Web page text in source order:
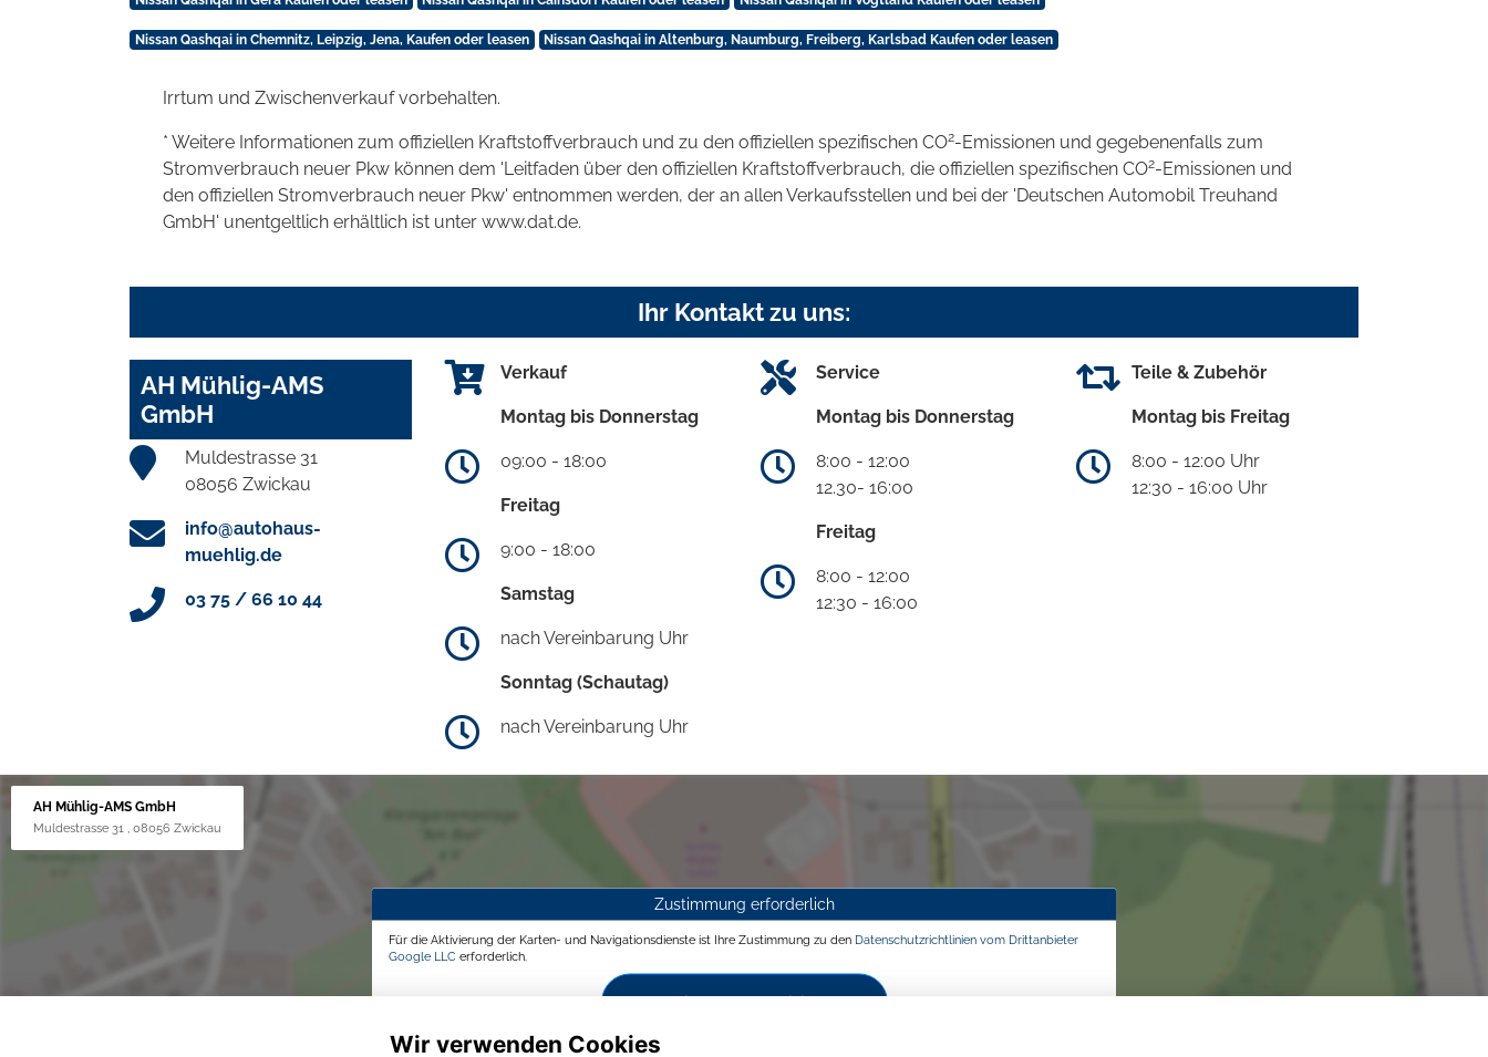
Nissan Qashqai in Chemnitz, Leipzig, Jena, Kaufen oder leasen Nissan Qashqai in Altenburg, Naumburg, Freiberg, Karlsbad Kaufen oder leasen
Irrtum und Zwischenverkauf vorbehalten.
* Weitere Informationen zum offiziellen Kraftstoffverbrauch und zu den offiziellen spezifischen CO2-Emissionen und gegebenenfalls zum
Stromverbrauch neuer Pkw können dem 'Leitfaden über den offiziellen Kraftstoffverbrauch, die offiziellen spezifischen CO2-Emissionen und
den offiziellen Stromverbrauch neuer Pkw' entnommen werden, der an allen Verkaufsstellen und bei der 'Deutschen Automobil Treuhand
GmbH' unentgeltlich erhältlich ist unter www.dat.de.
Ihr Kontakt zu uns:
AH Mühlig-AMS
GmbH
Muldestrasse 31
08056 Zwickau
info@autohaus-
muehlig.de
03 75 / 66 10 44
Verkauf
Montag bis Donnerstag
09:00 - 18:00
Freitag
9:00 - 18:00
Samstag
nach Vereinbarung Uhr
Sonntag (Schautag)
nach Vereinbarung Uhr
Service
Montag bis Donnerstag
8:00 - 12:00
12.30- 16:00
Freitag
8:00 - 12:00
12:30 - 16:00
Teile & Zubehör
Montag bis Freitag
8:00 - 12:00 Uhr
12:30 - 16:00 Uhr
AH Mühlig-AMS GmbH
Muldestrasse 31 , 08056 Zwickau
Zustimmung erforderlich
Für die Aktivierung der Karten- und Navigationsdienste ist Ihre Zustimmung zu den Datenschutzrichtlinien vom Drittanbieter
Google LLC erforderlich.
Zustimmen und aktivieren
Wir verwenden Cookies